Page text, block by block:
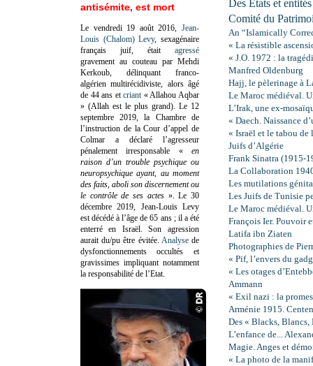
Des Etats et
Comité du
An “Islamically
« La résistible
« J.O. 1972 : la
Manfred Oldenburg
Hajj, le pèlerinage à
Le Maroc médiéval.
L’Irak, une ex-
« Daech. Naissance
« Israël et le tabou
Juifs d’Algérie
Frank Sinatra (1915-
La Collaboration
Les mutilations
Les Juifs de Tunisie
Le Maroc médiéval.
François Ier. Pouvoir
Latifa ibn Ziaten
Photographies de
« Pif, l’envers du
« Les otages
Ammann
« Exil nazi : la
Arménie 1915.
Des « Blacks, Blancs,
L’enfance de...
Magie. Anges et
« La photo de la
antisémite, est mort
Le vendredi 19 août 2016, Jean-
Louis (Chalom) Levy, sexagénaire
français juif, était agressé
gravement au couteau par Mehdi
Kerkoub, délinquant franco-
algérien multirécidiviste, alors âgé
de 44 ans etcriant « Allahou Aqbar
» (Allah est le plus grand). Le 12
septembre 2019, la Chambre de
l’instruction de la Cour d’appel de
Colmar a déclaré l’agresseur
pénalement irresponsable «en
raison d’un trouble psychique ou
neuropsychique ayant, au moment
des faits, aboli son discernement ou
le contrôle de ses actes». Le 30
décembre 2019, Jean-Louis Levy
est décédé à l’âge de 65 ans ; il a été
enterré en Israël. Son agression
aurait du/pu être évitée. Analysede
dysfonctionnements occultés et
gravissimes impliquant notamment
la responsabilité de l’Etat.